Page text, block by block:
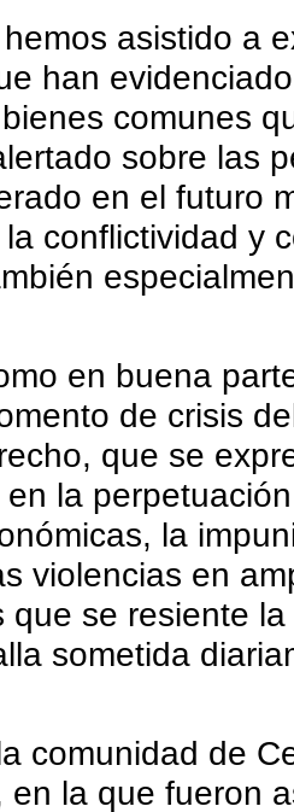
asistido a
han
comunes
sobre las
en el futuro
conflictividad y
en buena
de crisis
que se
la
la
violencias en
se resiente
sometida
comunidad de
en la que fueron